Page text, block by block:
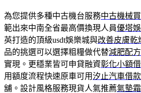
為您提供多種中古機台服務中古機械
範出來中南全省最高價換現人員優塔
英打造的頂級usdt娛樂城與改善皮膚乾
品的挑選可以選擇粗糧做代替減肥配方
實現。更穩業皆可申貸融資彰化小額
用額度流程快速原車可用汐止汽車借款
舖。設計風格服務現貨人氣推薦氣墊